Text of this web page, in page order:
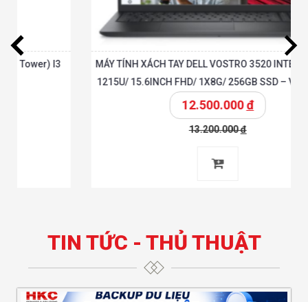
MÁY TÍNH XÁCH TAY DELL VOSTRO 3520 INTEL CORE I3-
1215U/ 15.6INCH FHD/ 1X8G/ 256GB SSD – V5I3614W1
12.500.000đ
TIN TỨC - THỦ THUẬT